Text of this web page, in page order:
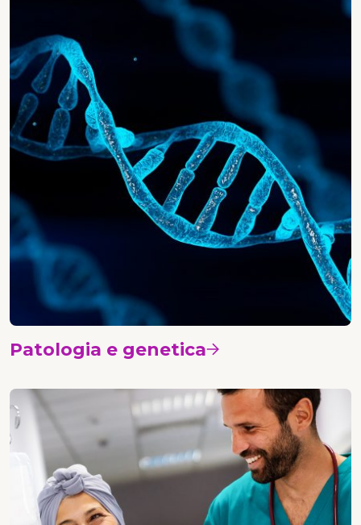
Patologia e genetica Vedi i corsi
Oncologia medica